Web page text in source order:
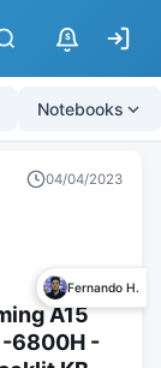
$
Notebooks
04/04/2023
Fernando H.
A15
-6800H -